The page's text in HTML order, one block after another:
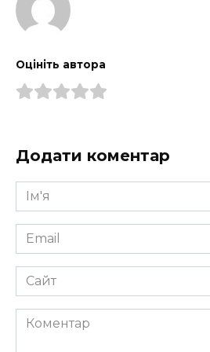
Оцініть автора
Додати коментар
Ім'я
*
Email
*
Сайт
Коментар